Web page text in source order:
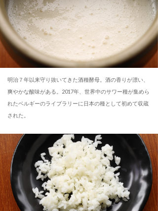
明治７年以来守り抜いてきた酒種酵母。酒の香りが漂い、
爽やかな酸味がある。2017年、世界中のサワー種が集めら
れたベルギーのライブラリーに日本の種として初めて収蔵
された。